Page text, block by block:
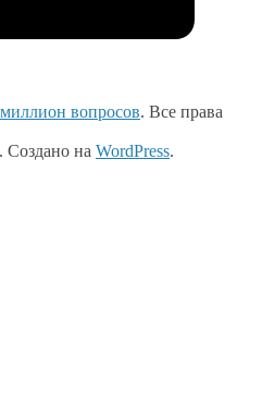
вопросов. Все права
Создано на WordPress.